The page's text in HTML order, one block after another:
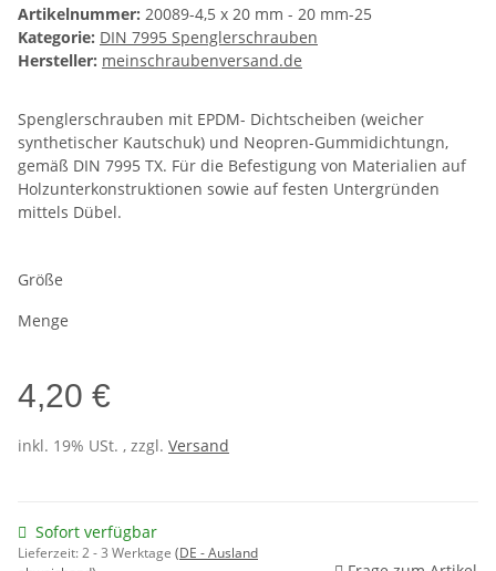
Artikelnummer: 20089-4,5 x 20 mm - 20 mm-25
Kategorie: DIN 7995 Spenglerschrauben
Hersteller: meinschraubenversand.de
Spenglerschrauben mit EPDM- Dichtscheiben (weicher
synthetischer Kautschuk) und Neopren-Gummidichtungn,
gemäß DIN 7995 TX. Für die Befestigung von Materialien auf
Holzunterkonstruktionen sowie auf festen Untergründen
mittels Dübel.
Größe
Menge
4,20 €
inkl. 19% USt. , zzgl. Versand
Sofort verfügbar
Lieferzeit:2 - 3 Werktage (DE - Ausland